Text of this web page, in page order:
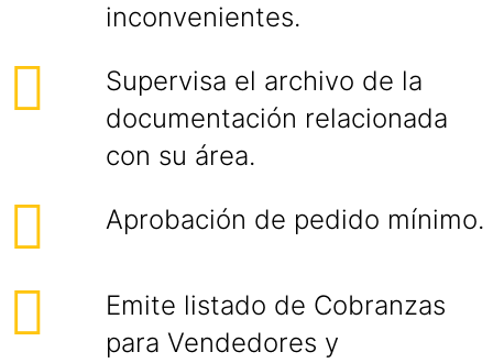
inconvenientes.
Supervisa el archivo de la
documentación relacionada
con su área.
Aprobación de pedido mínimo.
Emite listado de Cobranzas
para Vendedores y